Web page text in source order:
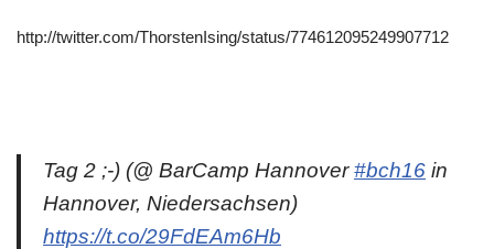
http://twitter.com/ThorstenIsing/status/774612095249907712
Tag 2 ;-) (@ BarCamp Hannover#bch16 in
Hannover, Niedersachsen)
https://t.co/29FdEAm6Hb